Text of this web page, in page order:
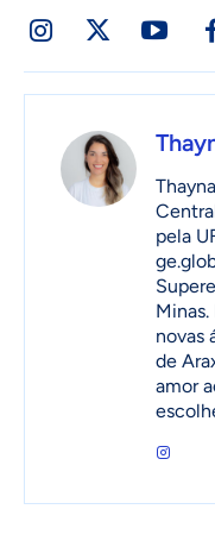
pela
novas
de
amor